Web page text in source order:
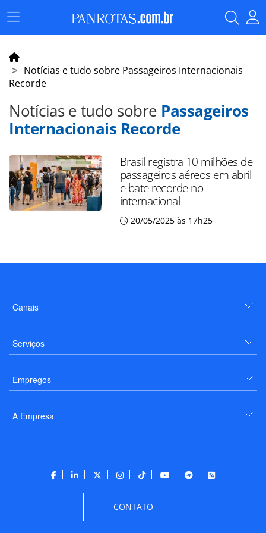
Menu
Principal
Notícias e tudo sobre Passageiros Internacionais
Recorde
Notícias e tudo sobre Passageiros
Internacionais Recorde
Brasil registra 10 milhões de
passageiros aéreos em abril
e bate recorde no
internacional
20/05/2025 às 17h25
Canais
Serviços
Empregos
A Empresa
CONTATO